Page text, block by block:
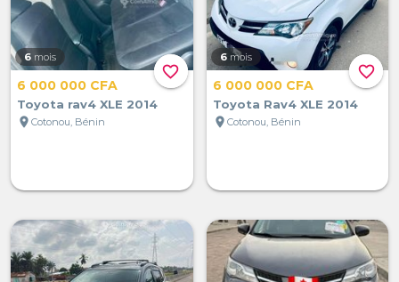
favorite_border
6 mois
6 000 000 CFA
Toyota rav4 XLE 2014
location_on Cotonou, Bénin
favorite_border
6 mois
6 000 000 CFA
Toyota Rav4 XLE 2014
location_on Cotonou, Bénin